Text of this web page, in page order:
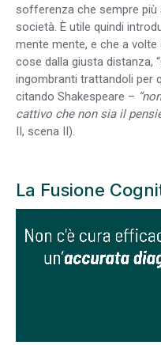
sofferenza che sempre
società. È utile quindi
mente mente, e che a volte
cose dalla giusta distanza,
ingombranti trattandoli per
citando Shakespeare –
cattivo che non sia il
II, scena II).
La Fusione